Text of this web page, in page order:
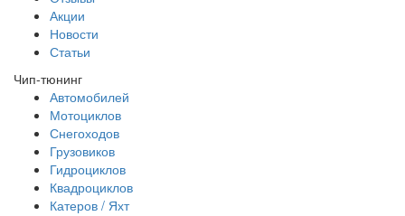
Акции
Новости
Статьи
Чип-тюнинг
Автомобилей
Мотоциклов
Снегоходов
Грузовиков
Гидроциклов
Квадроциклов
Катеров / Яхт